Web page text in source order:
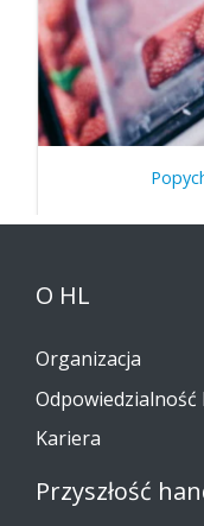
O HL
Organizacja
Odpowiedzialność
Kariera
Przyszłość